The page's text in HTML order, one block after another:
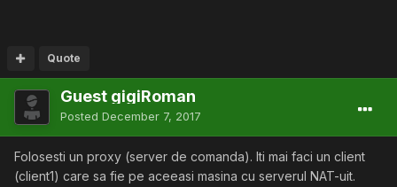
Quote
Guest gigiRoman
Posted December 7, 2017
Folosesti un proxy (server de comanda). Iti mai faci un client
(client1) care sa fie pe aceeasi masina cu serverul NAT-uit.